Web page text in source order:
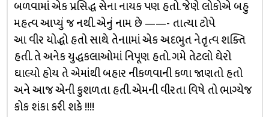
બળવામાં એક પ્રસિદ્ધ સેના નાયક પણ હતો. જેણે લોકોએ બહુ
મહત્વ આપ્યું જ નથી. એનું નામ છે ——- તાત્યા ટોપે
આ વીર યોદ્ધો હતો સાથે તેનાામાં એક અદભુત નેતૃત્વ શક્તિ
હતી. તે અનેક યુદ્ધકલાઓમાં નિપૂણ હતો. ગમે તેટલો ઘેરો
ઘાલ્યો હોય તે એમાંથી બહાર નીકળવાની કળા જાણતો હતો
અને આજ એની કુશળતા હતી. એમની વીરતા વિષે તો ભાગ્યેજ
કોક શંકા કરી શકે !!!!